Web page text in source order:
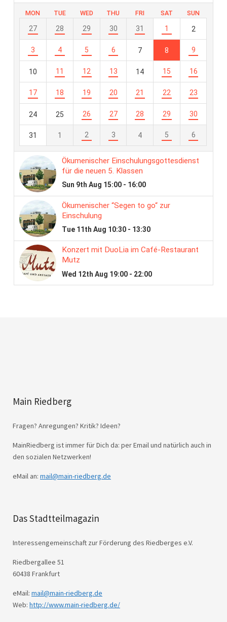
Main Riedberg
Fragen? Anregungen? Kritik? Ideen?
MainRiedberg ist immer für Dich da: per Email und natürlich auch in
den sozialen Netzwerken!
eMail an: mail@main-riedberg.de
Das Stadtteilmagazin
Interessengemeinschaft zur Förderung des Riedberges e.V.
Riedbergallee 51
60438 Frankfurt
eMail: mail@main-riedberg.de
Web: http://www.main-riedberg.de/